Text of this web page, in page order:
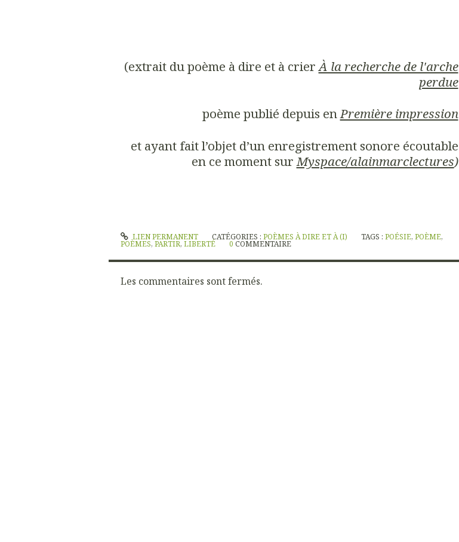
(extrait du poème à dire et à crierÀ la recherche de l'arche
perdue
poème publié depuis enPremière impression
et ayant fait l’objet d’un enregistrement sonore écoutable
en ce moment surMyspace/alainmarclectures)
LIEN PERMANENT CATÉGORIES :POÈMES À DIRE ET À (I) TAGS :POÉSIE,POÈME,
POÈMES, PARTIR, LIBERTÉ 0 COMMENTAIRE
Les commentaires sont fermés.